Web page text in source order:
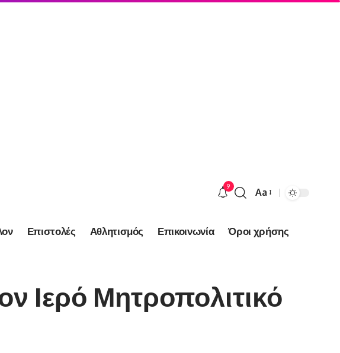
9
Font
Aa
Επιστολές Αθλητισμός Επικοινωνία Όροι χρήσης
Ιερό Μητροπολιτικό